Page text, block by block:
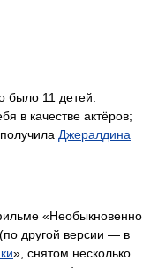
было 11 детей.
в качестве актёров;
Джералдина
«Необыкновенно
другой версии — в
», снятом несколько